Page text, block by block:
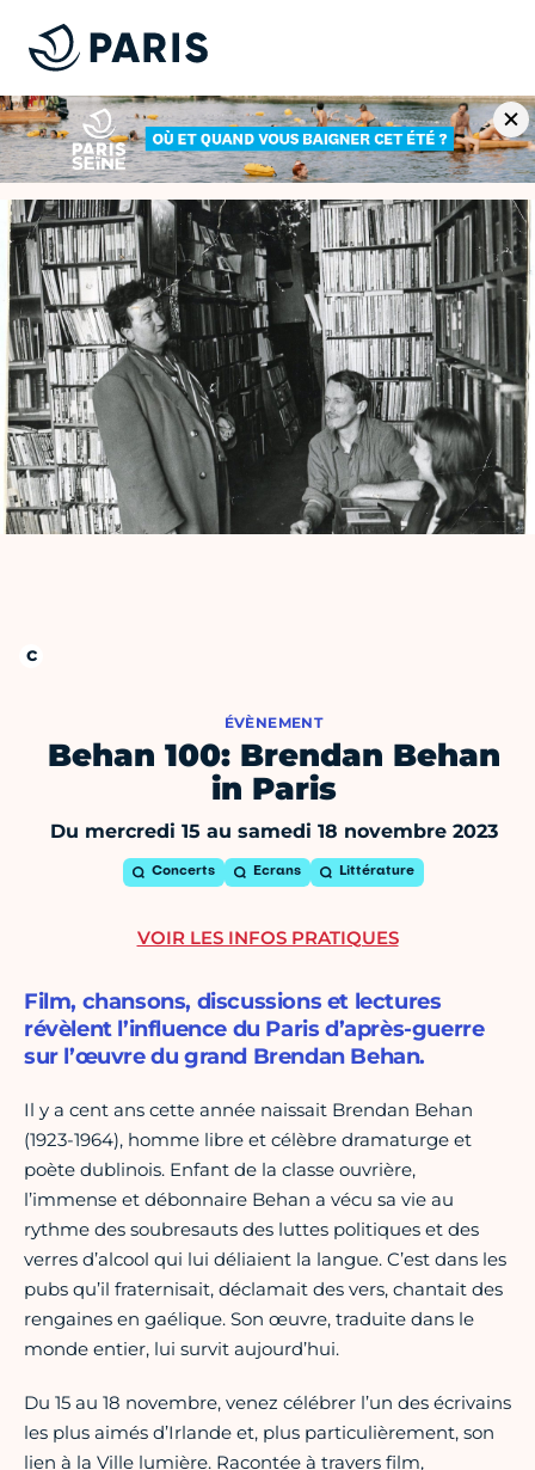
ÉVÈNEMENT
Behan 100: Brendan Behan
in Paris
Du mercredi 15 au samedi 18 novembre 2023
Concerts Ecrans Littérature
Film, chansons, discussions et lectures
révèlent l’influence du Paris d’après-guerre
sur l’œuvre du grand Brendan Behan.
Il y a cent ans cette année naissait Brendan Behan
(1923-1964), homme libre et célèbre dramaturge et
poète dublinois. Enfant de la classe ouvrière,
l’immense et débonnaire Behan a vécu sa vie au
rythme des soubresauts des luttes politiques et des
verres d’alcool qui lui déliaient la langue. C’est dans les
pubs qu’il fraternisait, déclamait des vers, chantait des
rengaines en gaélique. Son œuvre, traduite dans le
monde entier, lui survit aujourd’hui.
Du 15 au 18 novembre, venez célébrer l’un des écrivains
les plus aimés d’Irlande et, plus particulièrement, son
lien à la Ville lumière. Racontée à travers film,
VOIR LES INFOS PRATIQUES